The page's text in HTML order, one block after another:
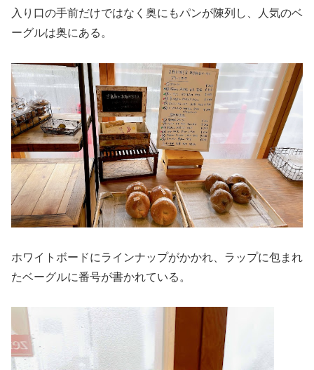
入り口の手前だけではなく奥にもパンが陳列し、人気のベ
ーグルは奥にある。
ホワイトボードにラインナップがかかれ、ラップに包まれ
たベーグルに番号が書かれている。